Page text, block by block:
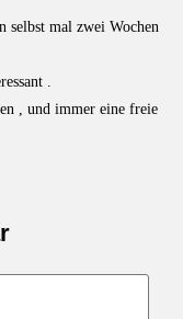
selbst mal zwei Wochen
.
, und immer eine freie